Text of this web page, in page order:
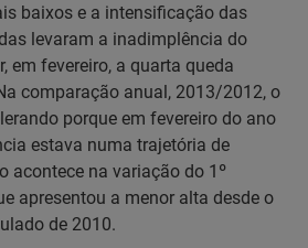
baixos e a intensificação das
levaram a inadimplência do
em fevereiro, a quarta queda
comparação anual, 2013/2012, o
porque em fevereiro do ano
estava numa trajetória de
acontece na variação do 1º
apresentou a menor alta desde o
de 2010.